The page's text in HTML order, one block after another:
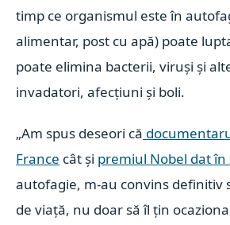
timp ce organismul este în
alimentar, post cu apă) poate
poate elimina bacterii, viruși și
invadatori, afecțiuni și boli.
„Am spus deseori că
France cât și premiul Nobel dat în
autofagie, m-au convins definitiv
de viață, nu doar să îl țin